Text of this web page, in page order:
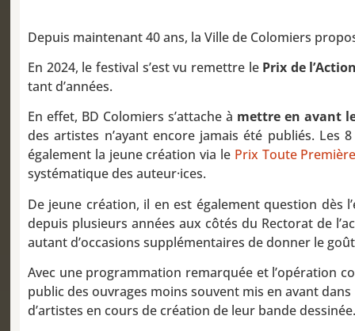
Depuis maintenant 40 ans, la Ville de Colomiers
En 2024, le festival s’est vu remettre le Prix de
tant d’années.
En effet, BD Colomiers s’attache à mettre en avant
des artistes n’ayant encore jamais été publiés. Les
également la jeune création via le Prix Toute
systématique des auteur·ices.
De jeune création, il en est également question dès
depuis plusieurs années aux côtés du Rectorat de
autant d’occasions supplémentaires de donner le
Avec une programmation remarquée et l’opération
public des ouvrages moins souvent mis en avant
d’artistes en cours de création de leur bande dessinée.